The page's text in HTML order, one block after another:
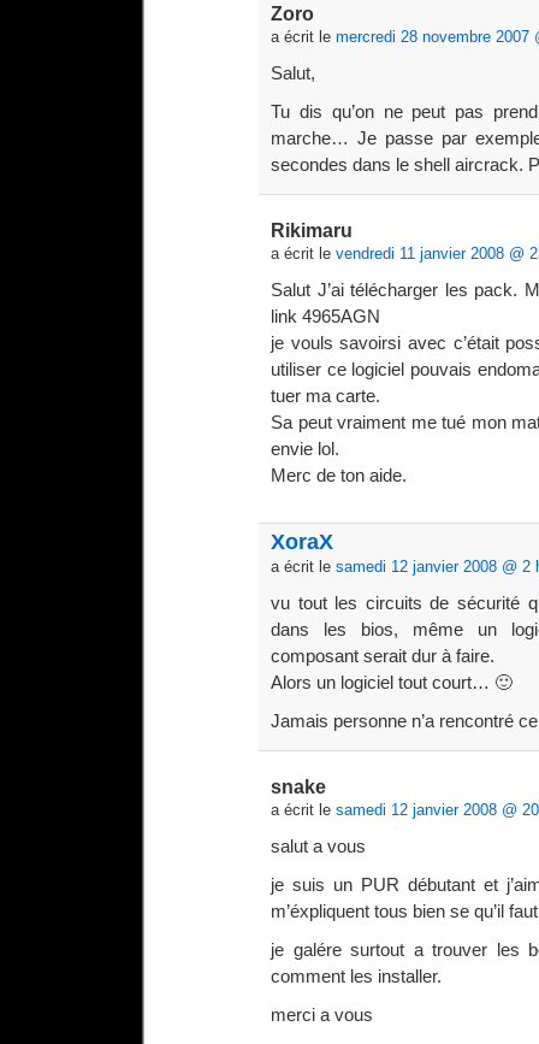
Zoro
a écrit le mercredi 28 novembre 2007
Salut,
Tu dis qu’on ne peut pas
marche… Je passe par
secondes dans le shell aircrack.
Rikimaru
a écrit le vendredi 11 janvier 2008 @
Salut J’ai télécharger les pack.
link 4965AGN
je vouls savoirsi avec c’était
utiliser ce logiciel pouvais
tuer ma carte.
Sa peut vraiment me tué mon
envie lol.
Merc de ton aide.
XoraX
a écrit le samedi 12 janvier 2008 @ 2
vu tout les circuits de sécurité
dans les bios, même un
composant serait dur à faire.
Alors un logiciel tout court… 🙂
Jamais personne n’a rencontré
snake
a écrit le samedi 12 janvier 2008 @
salut a vous
je suis un PUR débutant et
m’éxpliquent tous bien se qu’il
je galére surtout a trouver les
comment les installer.
merci a vous